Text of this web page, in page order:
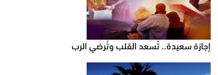
إجازة سعيدة.. تُسعد القلب وتُرضي الرب